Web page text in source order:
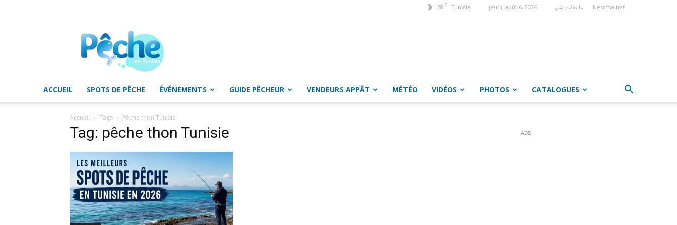
28 C Tunisie jeudi, août 6, 2026 ما تفلت شي Nessma.net
Pêche
en
Tunisie
ACCUEIL SPOTS DE PÊCHE ÉVÉNEMENTS GUIDE PÊCHEUR VENDEURS APPÂT MÉTÉO VIDÉOS PHOTOS CATALOGUES
Accueil Tags Pêche thon Tunisie
Tag: pêche thon Tunisie ADS